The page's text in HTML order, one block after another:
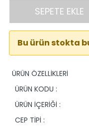
SEPETE EKLE
Bu ürün stokta
ÜRÜN ÖZELLİKLERİ
ÜRÜN KODU :
ÜRÜN İÇERİĞİ :
CEP TİPİ :